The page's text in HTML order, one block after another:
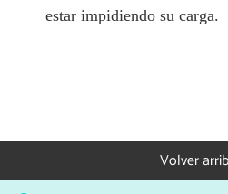
estar impidiendo su carga.
Volver